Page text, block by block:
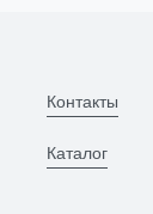
Контакты
Каталог